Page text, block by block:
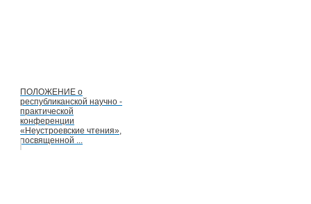
ПОЛОЖЕНИЕ о
республиканской научно -
практической
конференции
«Неустроевские чтения»,
посвященной ...